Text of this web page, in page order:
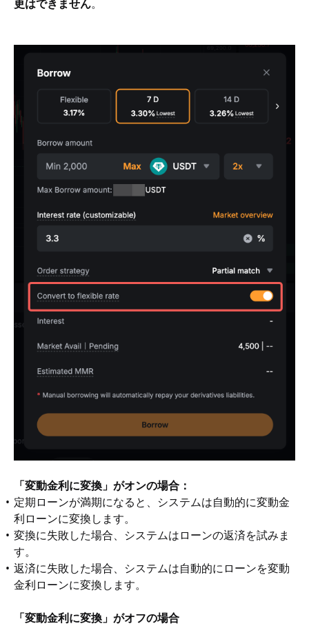
更はできません。
「変動金利に変換」がオンの場合：
定期ローンが満期になると、システムは自動的に変動金
利ローンに変換します。
変換に失敗した場合、システムはローンの返済を試みま
す。
返済に失敗した場合、システムは自動的にローンを変動
金利ローンに変換します。
「変動金利に変換」がオフの場合